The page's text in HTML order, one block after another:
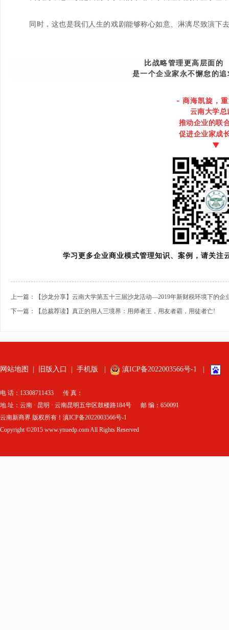
同时，这也是我们人生的戏剧能够称心如意、淋漓尽致演下
比战略管理更高层面的
是一个企业家永不懈怠的追
- 商海凯旋，
云南大学总
推动企业的联
促进企业家成
▼
学习更多企业商业模式管理知识、案例，请关注
上一篇：【沙龙分享】云南大学第五十三届沙龙活动—2019年新财税环境下的企
下一篇：【总裁荐读】真正的用人三境界：用师者王，用友者霸，用徒者亡!
网站地图 旧版入口 手机版 滇ICP备2022003566号-1
电 话：13308711433 传 真：
地 址：云南 · 昆明 · 云南昆明五华区鼓楼路184号 邮 编：650091
云南新商界 版权所有！滇ICP备2022003566号-1
Copyright ©2015 www.ynuedp.com All Rights Reserved